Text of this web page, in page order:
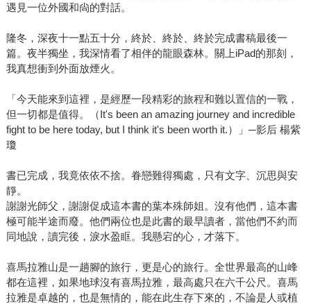
遇見一位外國和尙的對話。
隆冬，深夜十一點五十分，終於、終於、終於完成書稿最後一
篇。夜半獨坐，我深情看了相伴的龍眼森林。關上iPad的那刻，
我真想衝到外面放煙火。
「今天能來到這裡，是經歷一段精彩的旅程和難以置信的一戰，
但一切都是值得。（It's been an amazing journey and incredible
fight to be here today, but I think it's been worth it.）」─影后 楊紫
瓊
書已完成，我竟依依不捨。眷戀難得獨處，只有文字、沉思與安
靜。
謝謝光師父，謝謝促成這本書的葉本殊師姐。沒有他們，這本書
極可能半途而廢。他們兩位也是此書的最早讀者，當他們不約而
同地說，讀完後，淚水盈眶。我懸宕的心，才落下。
喜馬拉雅山是一趟腳的旅行，更是心的旅行。全世界最高的山峰
都在這裡，如果地球沒有喜馬拉雅，最高處只在六千公尺。喜馬
拉雅是卓越的，也是無情的，能在此生存下來的，不論是人或植